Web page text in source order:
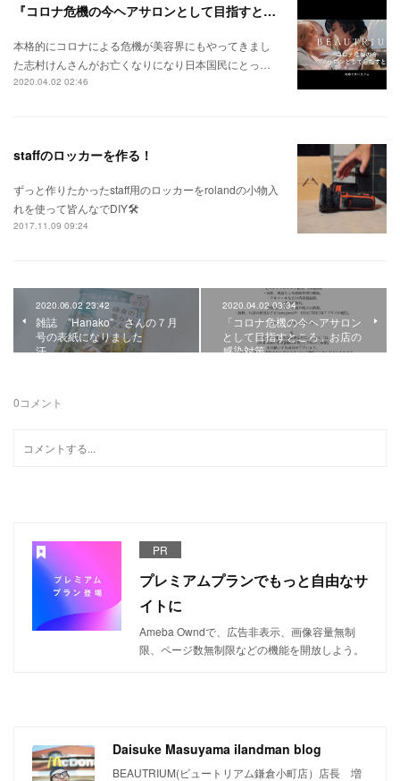
『コロナ危機の今ヘアサロンとして目指すところ』
本格的にコロナによる危機が美容界にもやってきまし
た志村けんさんがお亡くなりになり日本国民にとっ…
2020.04.02 02:46
staffのロッカーを作る！
ずっと作りたかったstaff用のロッカーをrolandの小物入
れを使って皆んなでDIY🛠
2017.11.09 09:24
2020.06.02 23:42
雑誌 ”Hanako” さんの７月
号の表紙になりました
汗、、、
2020.04.02 03:34
「コロナ危機の今ヘアサロン
として目指すところ」お店の
感染対策
0コメント
PR
プレミアムプランでもっと自由なサ
イトに
Ameba Owndで、広告非表示、画像容量無制
限、ページ数無制限などの機能を開放しよう。
Daisuke Masuyama ilandman blog
BEAUTRIUM(ビュートリアム鎌倉小町店）店長 増